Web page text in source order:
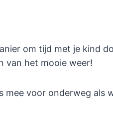
om tijd met je kind
van het mooie weer!
mee voor onderweg als